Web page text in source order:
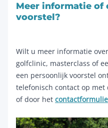
Meer informatie of
voorstel?
Wilt u meer informatie
golfclinic, masterclass of
een persoonlijk voorstel
telefonisch contact op met
of door het